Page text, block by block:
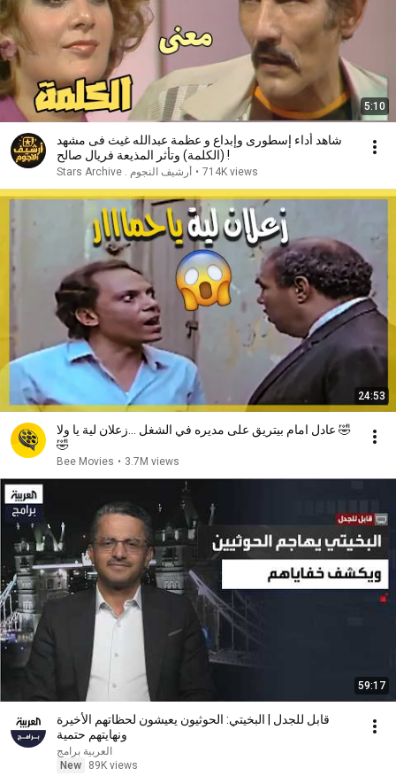
5:10
شاهد أداء إسطورى وإبداع و عظمة عبدالله غيث فى مشهد
(الكلمة) وتأثر المذيعة فريال صالح !
أرشيف النجوم . Stars Archive • 714K views
24:53
عادل امام بيتريق على مديره في الشغل ...زعلان لية يا ولا 🤣
🤣
Bee Movies • 3.7M views
59:17
قابل للجدل | البخيتي: الحوثيون يعيشون لحظاتهم الأخيرة
ونهايتهم حتمية
العربية برامج
New
89K views